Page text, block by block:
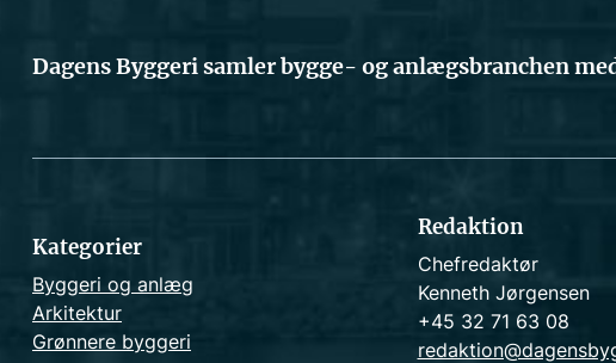
Dagens Byggeri samler bygge- og anlægsbranchen
Kategorier
Byggeri og anlæg
Arkitektur
Grønnere byggeri
Redaktion
Chefredaktør
Kenneth Jørgensen
+45 32 71 63 08